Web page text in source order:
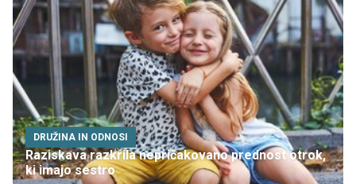
DRUŽINA IN ODNOSI
Raziskava razkrila nepričakovano prednost otrok,
ki imajo sestro